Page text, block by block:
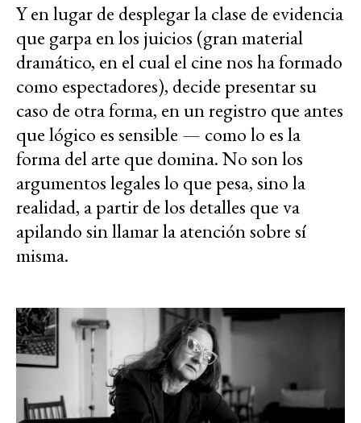
Y en lugar de desplegar la clase de evidencia
que garpa en los juicios (gran material
dramático, en el cual el cine nos ha formado
como espectadores), decide presentar su
caso de otra forma, en un registro que antes
que lógico es sensible — como lo es la
forma del arte que domina. No son los
argumentos legales lo que pesa, sino la
realidad, a partir de los detalles que va
apilando sin llamar la atención sobre sí
misma.